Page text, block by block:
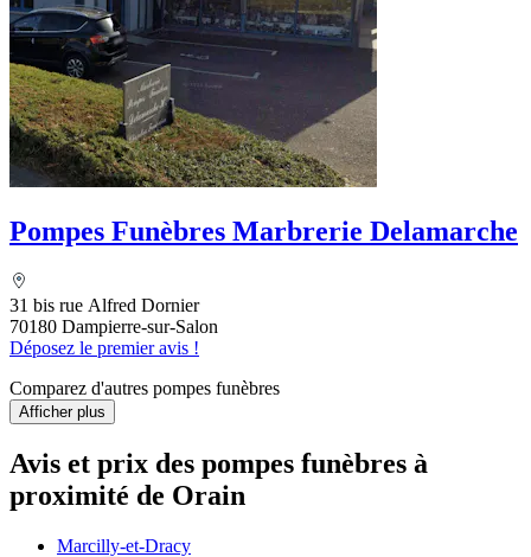
Pompes Funèbres Marbrerie Delamarche
31 bis rue Alfred Dornier
70180 Dampierre-sur-Salon
Déposez le premier avis !
Comparez d'autres pompes funèbres
Afficher plus
Avis et prix des pompes funèbres à
proximité de Orain
Marcilly-et-Dracy